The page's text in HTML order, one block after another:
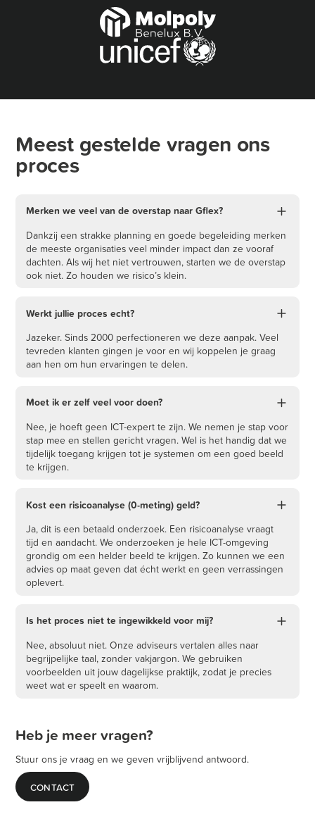
Meest gestelde vragen ons
proces
Merken we veel van de overstap naar Gflex?
Dankzij een strakke planning en goede begeleiding merken
de meeste organisaties veel minder impact dan ze vooraf
dachten. Als wij het niet vertrouwen, starten we de overstap
ook niet. Zo houden we risico’s klein.
Werkt jullie proces echt?
Jazeker. Sinds 2000 perfectioneren we deze aanpak. Veel
tevreden klanten gingen je voor en wij koppelen je graag
aan hen om hun ervaringen te delen.
Moet ik er zelf veel voor doen?
Nee, je hoeft geen ICT-expert te zijn. We nemen je stap voor
stap mee en stellen gericht vragen. Wel is het handig dat we
tijdelijk toegang krijgen tot je systemen om een goed beeld
te krijgen.
Kost een risicoanalyse (0-meting) geld?
Ja, dit is een betaald onderzoek. Een risicoanalyse vraagt
tijd en aandacht. We onderzoeken je hele ICT-omgeving
grondig om een helder beeld te krijgen. Zo kunnen we een
advies op maat geven dat écht werkt en geen verrassingen
oplevert.
Is het proces niet te ingewikkeld voor mij?
Nee, absoluut niet. Onze adviseurs vertalen alles naar
begrijpelijke taal, zonder vakjargon. We gebruiken
voorbeelden uit jouw dagelijkse praktijk, zodat je precies
weet wat er speelt en waarom.
Heb je meer vragen?
Stuur ons je vraag en we geven vrijblijvend antwoord.
CONTACT